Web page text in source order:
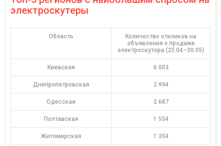
электроскутеры
Область
Количество откликов на
объявления о продаже
электроскутера (25.04–30.05)
Киевская 6 003
Днепропетровская 2 994
Одесская 2 687
Полтавская 1 554
Житомирская 1 354